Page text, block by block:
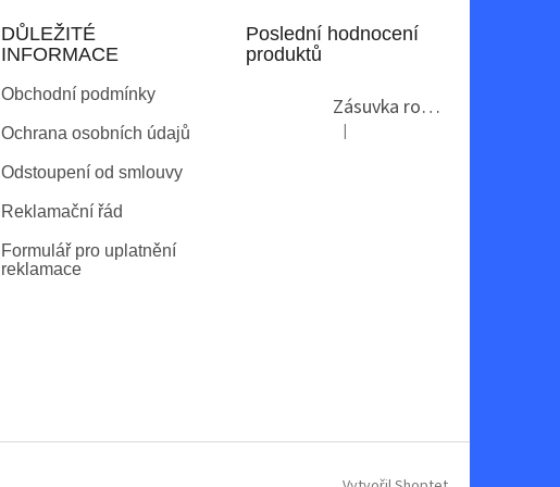
DŮLEŽITÉ
INFORMACE
Obchodní podmínky
Ochrana osobních údajů
Odstoupení od smlouvy
Reklamační řád
Formulář pro uplatnění
reklamace
Poslední hodnocení
produktů
Zásuvka rohová GTV AE-PBKT3U2U-80
Hodnocení produktu je 2 z 5
|